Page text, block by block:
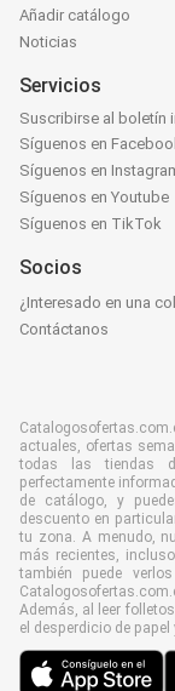
Añadir catálogo
Noticias
Servicios
Suscribirse al boletín
Síguenos en
Síguenos en
Síguenos en Youtube
Síguenos en TikTok
Socios
¿Interesado en una
Contáctanos
actuales, ofertas
todas las tiendas
perfectamente
de catálogo, y
descuento en
tu zona. A menudo,
más recientes,
también puede
Además, al leer
el desperdicio de